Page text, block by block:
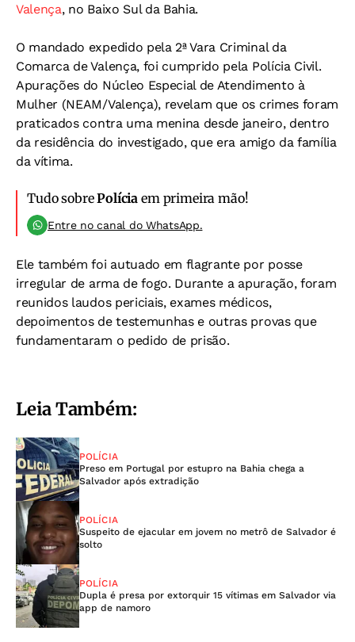
Valença, no Baixo Sul da Bahia.
O mandado expedido pela 2ª Vara Criminal da
Comarca de Valença, foi cumprido pela Polícia Civil.
Apurações do Núcleo Especial de Atendimento à
Mulher (NEAM/Valença), revelam que os crimes foram
praticados contra uma menina desde janeiro, dentro
da residência do investigado, que era amigo da família
da vítima.
Tudo sobrePolícia em primeira mão!
Entre no canal do WhatsApp.
Ele também foi autuado em flagrante por posse
irregular de arma de fogo. Durante a apuração, foram
reunidos laudos periciais, exames médicos,
depoimentos de testemunhas e outras provas que
fundamentaram o pedido de prisão.
Leia Também:
POLÍCIA
Preso em Portugal por estupro na Bahia chega a
Salvador após extradição
POLÍCIA
Suspeito de ejacular em jovem no metrô de Salvador é
solto
POLÍCIA
Dupla é presa por extorquir 15 vítimas em Salvador via
app de namoro